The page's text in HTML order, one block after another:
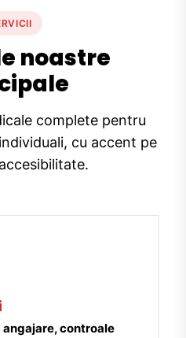
noastre
complete pentru
cu accent pe
angajare, controale